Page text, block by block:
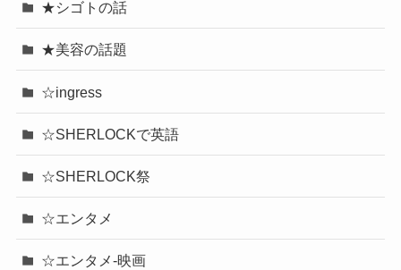
★シゴトの話
★美容の話題
☆ingress
☆SHERLOCKで英語
☆SHERLOCK祭
☆エンタメ
☆エンタメ-映画